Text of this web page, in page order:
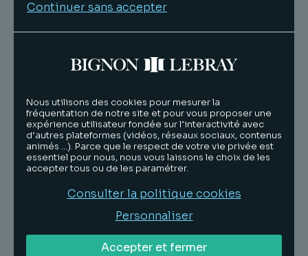
Réduction de la durée de conservation en
ans pour les SFS
Pour les investisseurs comme pour les
appellent une analyse attentive des conditions
d’éligibilité, des modalités de souscription et
des contraintes de conservation.
Découvrir l'article
Continuer sans accepter
Nous utilisons des cookies pour mesurer la
fréquentation de notre site et pour vous proposer une
expérience utilisateur fondée sur l’interactivité avec
d’autres plateformes (vidéos, réseaux sociaux, contenus
animés …). Parce que le respect de votre vie privée est
essentiel pour nous, nous vous laissons le choix de les
accepter tous ou de les paramétrer.
Consulter la politique cookies
Personnaliser
Accepter et fermer